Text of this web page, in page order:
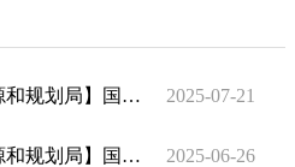
【鹿寨县自然资源和规划局】国有土地使用权挂牌出让公告（鹿资源规划交告字[2025]13号 ） 2025-07-21
【鹿寨县自然资源和规划局】国有土地使用权挂牌出让公告（鹿资源规划交告字[2025]12号 ） 2025-06-26